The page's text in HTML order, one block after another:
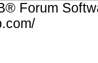
Forum